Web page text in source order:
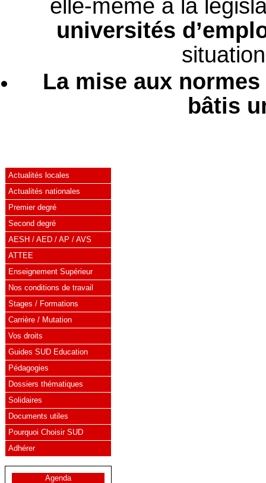
elle-même à la
universités
La mise aux
bâtis
Actualités locales
Actualités nationales
Premier degré
Second degré
AESH / AED / AP / AVS
ATTEE
Enseignement Supérieur
Nos conditions de travail
Stages / Formations
Carrière / Mutation
Vos droits
Guides SUD Education
Pédagogies
Dossiers thématiques
Solidaires
Documents utiles
Pourquoi Choisir SUD
Adhérer
Agenda